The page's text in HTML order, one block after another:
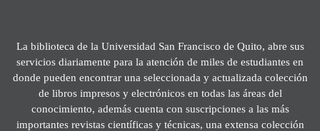
La biblioteca de la Universidad San Francisco de Quito, abre sus
servicios diariamente para la atención de miles de estudiantes en
donde pueden encontrar una seleccionada y actualizada colección
de libros impresos y electrónicos en todas las áreas del
conocimiento, además cuenta con suscripciones a las más
importantes revistas científicas y técnicas, una extensa colección